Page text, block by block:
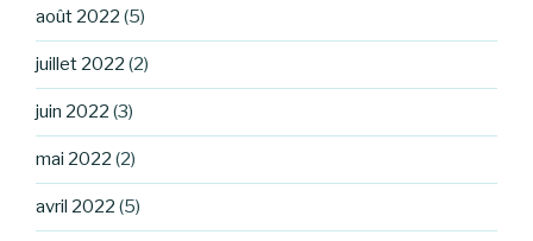
août 2022 (5)
juillet 2022 (2)
juin 2022 (3)
mai 2022 (2)
avril 2022 (5)